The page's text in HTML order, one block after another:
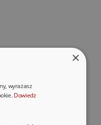
×
wyrażasz
Dowiedz